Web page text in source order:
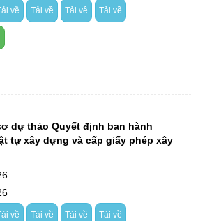
về Tải về Tải về Tải về
dự thảo Quyết định ban hành
tự xây dựng và cấp giấy phép xây
về Tải về Tải về Tải về